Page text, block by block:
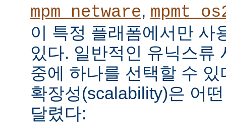
mpm_netware,
이 특정 플래폼에서만 사
있다. 일반적인 유닉스류
중에 하나를 선택할 수
확장성(scalability)은 어
달렸다: